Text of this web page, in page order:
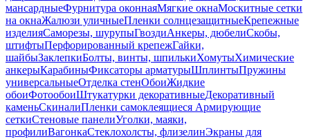
мансардныеФурнитура оконнаяМягкие окнаМоскитные сетки
на окнаЖалюзи уличныеПленки солнцезащитныеКрепежные
изделияСаморезы, шурупыГвоздиАнкеры, дюбелиСкобы,
штифтыПерфорированный крепежГайки,
шайбыЗаклепкиБолты, винты, шпилькиХомутыХимические
анкерыКарабиныФиксаторы арматурыШплинтыПружины
универсальныеОтделка стенОбоиЖидкие
обоиФотообоиШтукатурки декоративныеДекоративный
каменьСкиналиПленки самоклеящиеся Армирующие
сеткиСтеновые панелиУголки, маяки,
профилиВагонкаСтеклохолсты, флизелинЭкраны для